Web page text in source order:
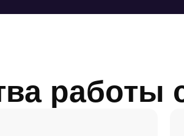
работы